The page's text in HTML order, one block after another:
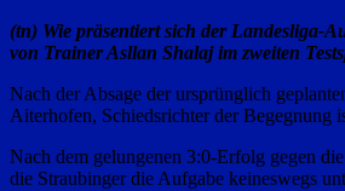
(tn) Wie präsentiert sich der Landesliga-
von Trainer Asllan Shalaj im zweiten
Nach der Absage der ursprünglich
Aiterhofen, Schiedsrichter der Begegnung
Nach dem gelungenen 3:0-Erfolg gegen
die Straubinger die Aufgabe keineswegs